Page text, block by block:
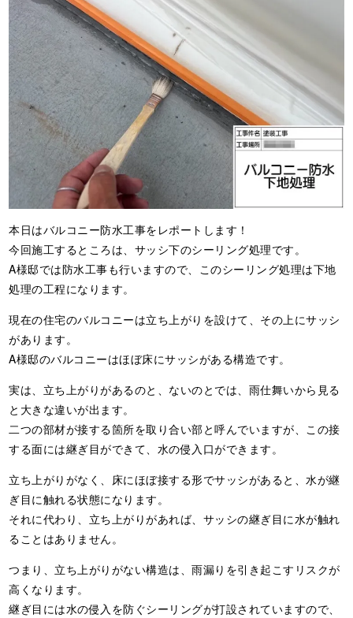
本日はバルコニー防水工事をレポートします！
今回施工するところは、サッシ下のシーリング処理です。
A様邸では防水工事も行いますので、このシーリング処理は下地
処理の工程になります。
現在の住宅のバルコニーは立ち上がりを設けて、その上にサッシ
があります。
A様邸のバルコニーはほぼ床にサッシがある構造です。
実は、立ち上がりがあるのと、ないのとでは、雨仕舞いから見る
と大きな違いが出ます。
二つの部材が接する箇所を取り合い部と呼んでいますが、この接
する面には継ぎ目ができて、水の侵入口ができます。
立ち上がりがなく、床にほぼ接する形でサッシがあると、水が継
ぎ目に触れる状態になります。
それに代わり、立ち上がりがあれば、サッシの継ぎ目に水が触れ
ることはありません。
つまり、立ち上がりがない構造は、雨漏りを引き起こすリスクが
高くなります。
継ぎ目には水の侵入を防ぐシーリングが打設されていますので、